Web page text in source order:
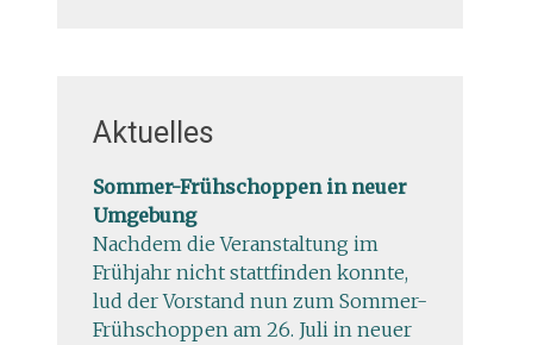
Aktuelles
Sommer-Frühschoppen in neuer
Umgebung
Nachdem die Veranstaltung im
Frühjahr nicht stattfinden konnte,
lud der Vorstand nun zum Sommer-
Frühschoppen am 26. Juli in neuer